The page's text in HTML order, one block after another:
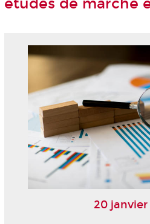
études de marché
20 janvier